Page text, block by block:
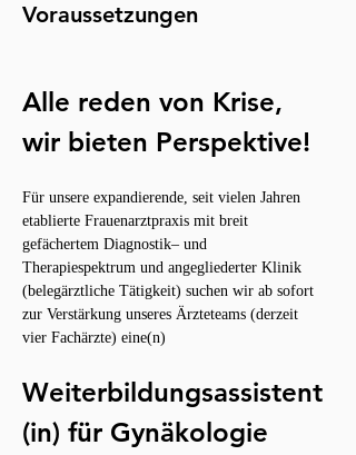
Voraussetzungen
Alle reden von Krise,
wir bieten Perspektive!
Für unsere expandierende, seit vielen Jahren
etablierte Frauenarztpraxis mit breit
gefächertem Diagnostik– und
Therapiespektrum und angegliederter Klinik
(belegärztliche Tätigkeit) suchen wir ab sofort
zur Verstärkung unseres Ärzteteams (derzeit
vier Fachärzte) eine(n)
Weiterbildungsassistent
(in) für Gynäkologie